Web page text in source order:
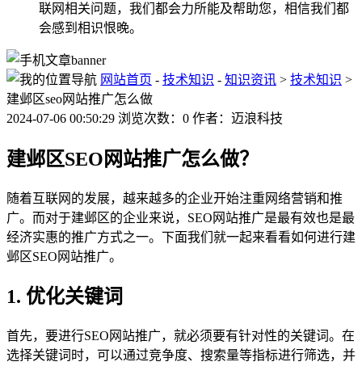
联网相关问题，我们都会力所能及帮助您，相信我们都
会感到相识恨晚。
网站首页 - 技术知识 - 知识资讯 > 技术知识 >
建邺区seo网站推广怎么做
2024-07-06 00:50:29 浏览次数：0 作者：迈浪科技
建邺区SEO网站推广怎么做？
随着互联网的发展，越来越多的企业开始注重网络营销和推
广。而对于建邺区的企业来说，SEO网站推广是最有效也是最
经济实惠的推广方式之一。下面我们就一起来看看如何进行建
邺区SEO网站推广。
1. 优化关键词
首先，要进行SEO网站推广，就必须要有针对性的关键词。在
选择关键词时，可以通过竞争度、搜索量等指标进行筛选，并